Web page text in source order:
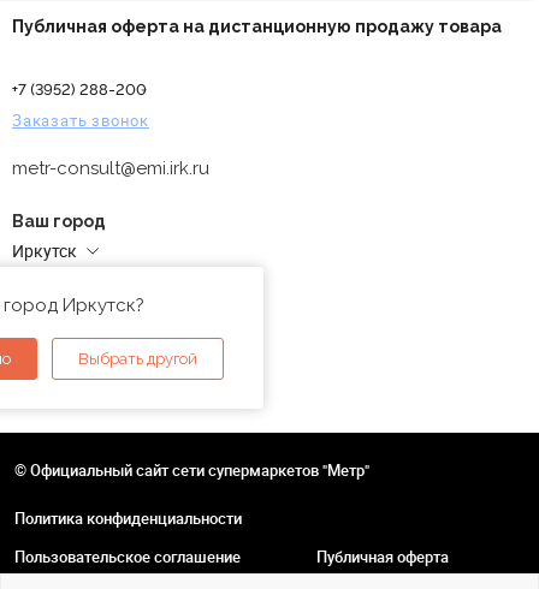
Публичная оферта на дистанционную продажу товара
+7 (3952) 288-200
Заказать звонок
metr-consult@emi.irk.ru
Ваш город
Иркутск
Иркутск?
Выбрать другой
© Официальный сайт сети супермаркетов "Метр"
Политика конфиденциальности
Пользовательское соглашение
Публичная оферта